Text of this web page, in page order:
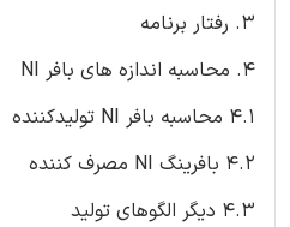
3. رفتار برنامه
4. محاسبه اندازه های بافر NI
4.1 محاسبه بافر NI تولیدکننده
4.2 بافرینگ NI مصرف کننده
4.3 دیگر الگوهای تولید